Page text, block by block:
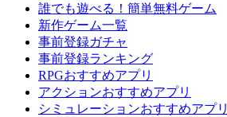
誰でも遊べる！簡単無料ゲーム
新作ゲーム一覧
事前登録ガチャ
事前登録ランキング
RPGおすすめアプリ
アクションおすすめアプリ
シミュレーションおすすめアプリ